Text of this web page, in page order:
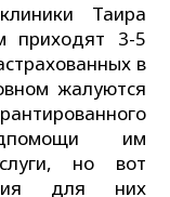
Таира
приходят 3-5
в
жалуются
им
но вот
для них